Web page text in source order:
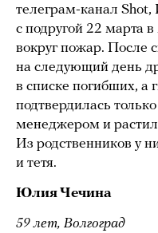
телеграм-канал Shot,
с подругой 22 марта
вокруг пожар. После
на следующий день
в списке погибших, а
подтвердилась
менеджером и
Из родственников у
и тетя.
Юлия Чечина
59 лет, Волгоград